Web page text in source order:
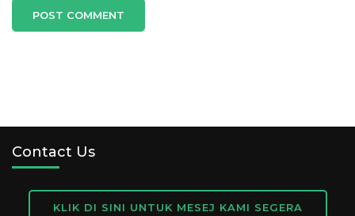
Contact Us
KLIK DI SINI UNTUK MESEJ KAMI SEGERA